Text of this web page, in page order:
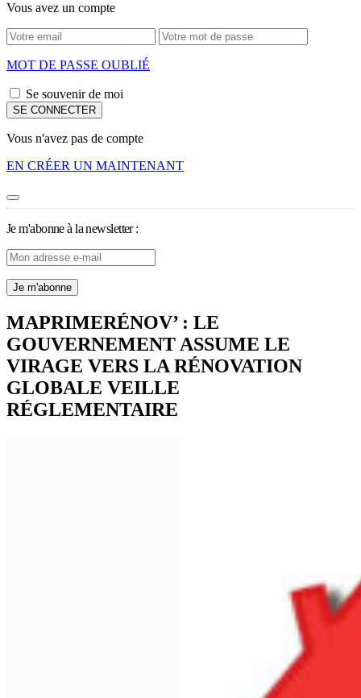
Vous avez un compte
MOT DE PASSE OUBLIÉ
Se souvenir de moi
Vous n'avez pas de compte
EN CRÉER UN MAINTENANT
Je m'abonne à la newsletter :
MAPRIMERÉNOV’ : LE
GOUVERNEMENT ASSUME LE
VIRAGE VERS LA RÉNOVATION
GLOBALE VEILLE
RÉGLEMENTAIRE